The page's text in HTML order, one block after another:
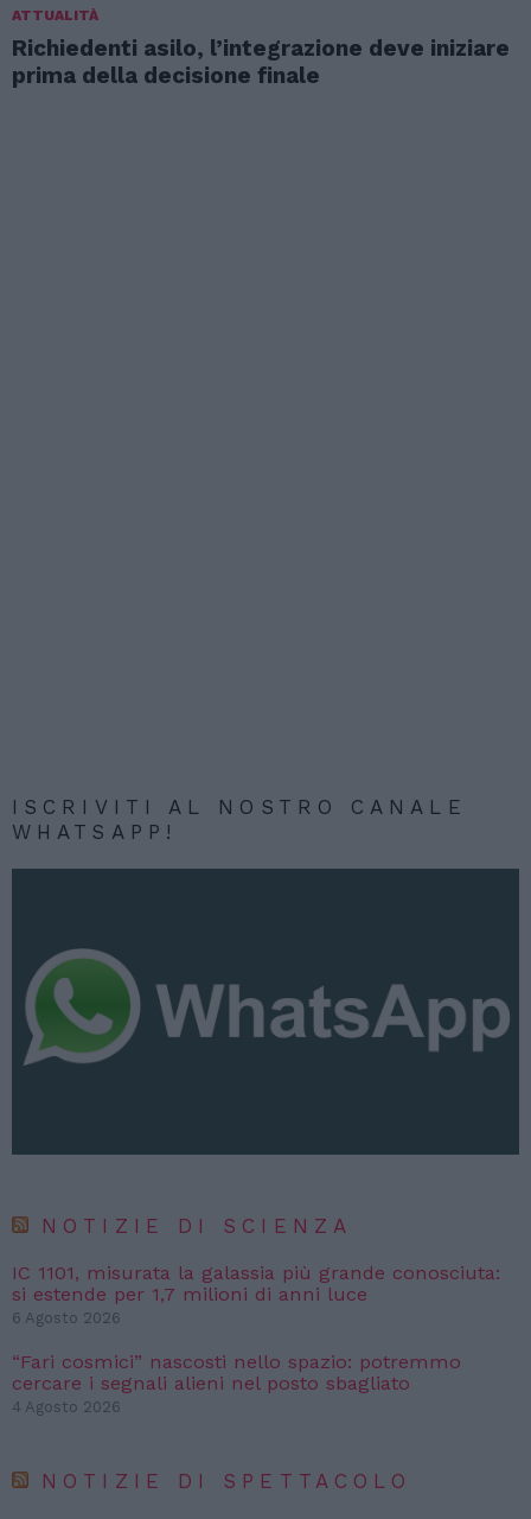
ATTUALITÀ
Richiedenti asilo, l’integrazione deve iniziare
prima della decisione finale
ISCRIVITI AL NOSTRO CANALE
WHATSAPP!
NOTIZIE DI SCIENZA
IC 1101, misurata la galassia più grande conosciuta:
si estende per 1,7 milioni di anni luce
6 Agosto 2026
“Fari cosmici” nascosti nello spazio: potremmo
cercare i segnali alieni nel posto sbagliato
4 Agosto 2026
NOTIZIE DI SPETTACOLO